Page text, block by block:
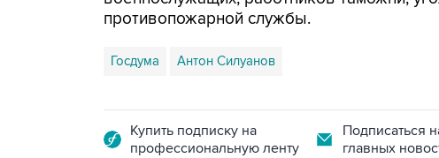
противопожарной службы.
Госдума Антон Силуанов
Купить подписку на
профессиональную ленту
Подписаться
главных